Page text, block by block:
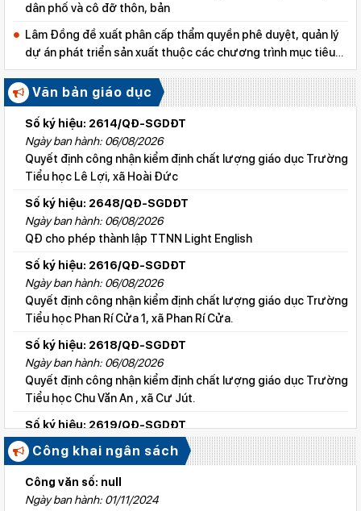
dân phố và cô đỡ thôn, bản
Lâm Đồng đề xuất phân cấp thẩm quyền phê duyệt, quản lý
dự án phát triển sản xuất thuộc các chương trình mục tiêu
quốc gia
Văn bản giáo dục
Số ký hiệu: 2614/QĐ-SGDĐT
Ngày ban hành: 06/08/2026
Quyết định công nhận kiểm định chất lượng giáo dục Trường
Tiểu học Lê Lợi, xã Hoài Đức
Số ký hiệu: 2648/QĐ-SGDĐT
Ngày ban hành: 06/08/2026
QĐ cho phép thành lập TTNN Light English
Số ký hiệu: 2616/QĐ-SGDĐT
Ngày ban hành: 06/08/2026
Quyết định công nhận kiểm định chất lượng giáo dục Trường
Tiểu học Phan Rí Cửa 1, xã Phan Rí Cửa.
Số ký hiệu: 2618/QĐ-SGDĐT
Ngày ban hành: 06/08/2026
Quyết định công nhận kiểm định chất lượng giáo dục Trường
Tiểu học Chu Văn An , xã Cư Jút.
Số ký hiệu: 2619/QĐ-SGDĐT
Ngày ban hành: 06/08/2026
Quyết định công nhận kiểm định chất lượng giáo dục Trường
Tiểu học Lý Tự Trọng , xã Cư Jút.
Số ký hiệu: 2615/QĐ-SGDĐT
Công khai ngân sách
Công văn số: null
Ngày ban hành: 01/11/2024